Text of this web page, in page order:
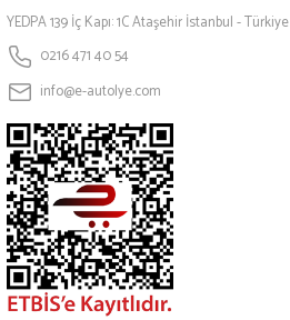
YEDPA 139 İç Kapı: 1C Ataşehir İstanbul - Türkiye
0216 471 40 54
info@e-autolye.com